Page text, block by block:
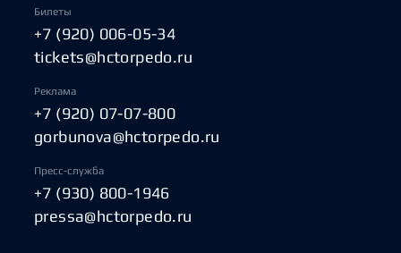
Билеты
+7 (920) 006-05-34
tickets@hctorpedo.ru
Реклама
+7 (920) 07-07-800
gorbunova@hctorpedo.ru
Пресс-служба
+7 (930) 800-1946
pressa@hctorpedo.ru